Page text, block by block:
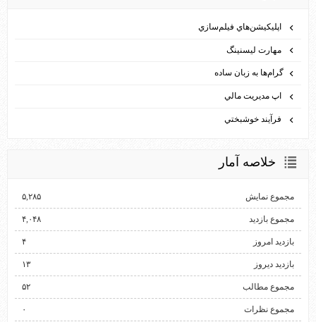
اپليكيشن‌هاي فيلم‌سازي
مهارت ليسنينگ
گرام‌ها به زبان ساده
اپ مديريت مالي
فرآيند خوشبختي
خلاصه آمار
مجموع نمایش‌ ۵,۲۸۵
مجموع بازدید ۴,۰۴۸
بازدید امروز ۴
بازدید دیروز ۱۳
مجموع مطالب ۵۲
مجموع نظرات ۰